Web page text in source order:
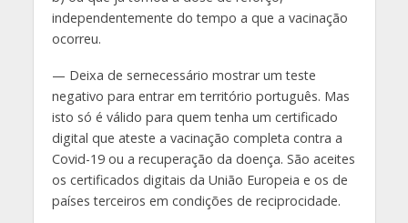
independentemente do tempo a que a vacinação
ocorreu.
— Deixa de sernecessário mostrar um teste
negativo para entrar em território português. Mas
isto só é válido para quem tenha um certificado
digital que ateste a vacinação completa contra a
Covid-19 ou a recuperação da doença. São aceites
os certificados digitais da União Europeia e os de
países terceiros em condições de reciprocidade.